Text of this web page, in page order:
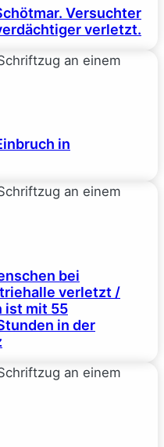
Versuchter
verletzt.
in
bei
verletzt /
ist mit 55
in der